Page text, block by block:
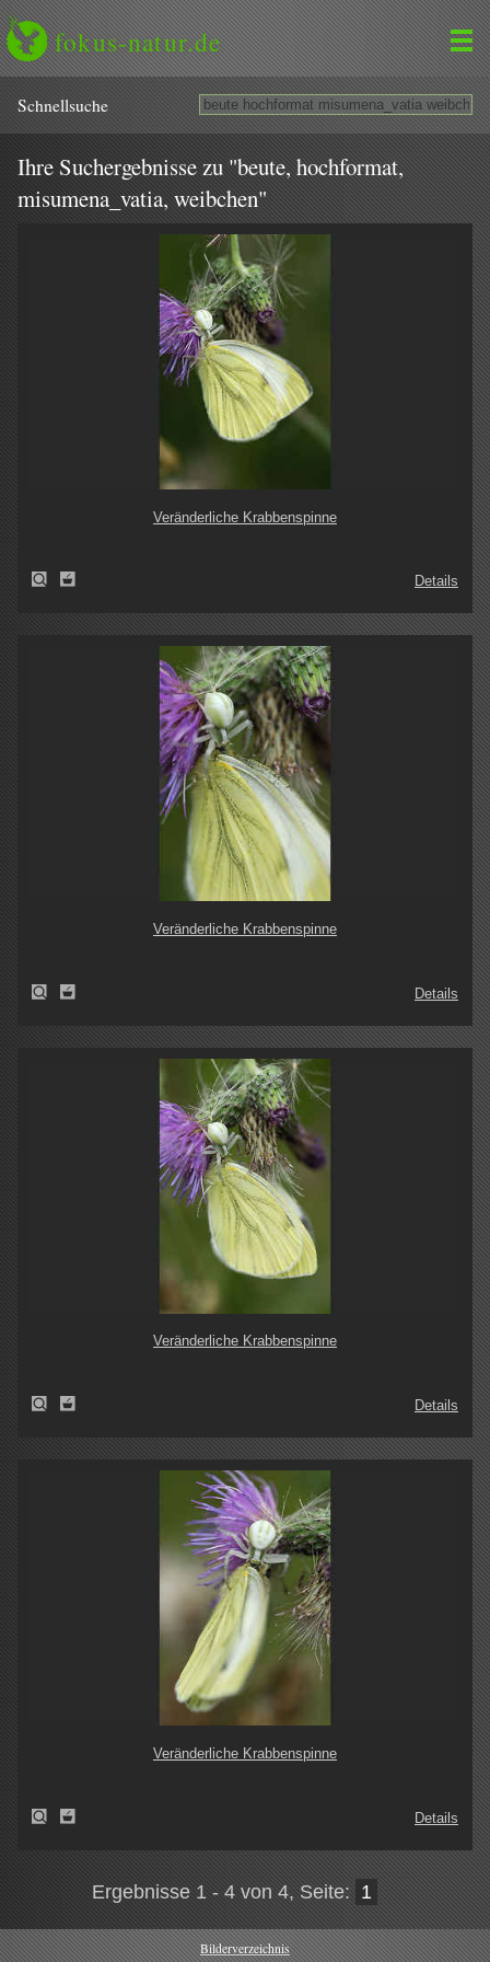
fokus-natur.de
Schnell­suche
Ihre Suchergebnisse zu "beute, hochformat,
misumena_vatia, weibchen"
Veränderliche Krabbenspinne
Details
Veränderliche Krabbenspinne
Details
Veränderliche Krabbenspinne
Details
Veränderliche Krabbenspinne
Details
Ergebnisse 1 - 4 von 4, Seite: 1
Bilderverzeichnis